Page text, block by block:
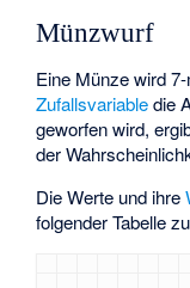
Münzwurf
Eine Münze wird
Zufallsvariable die
geworfen wird,
der
Die Werte und ihre
folgender Tabelle